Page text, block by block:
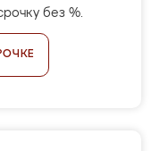
без %.